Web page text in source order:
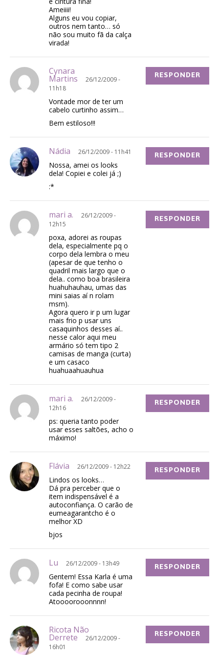
Ameiiii!
Alguns eu vou copiar,
outros nem tanto… só
não sou muito fã da calça
virada!
Cynara
Martins
26/12/2009 -
11h18
Vontade mor de ter um
cabelo curtinho assim…
Bem estiloso!!!
RESPONDER
Nádia 26/12/2009 - 11h41
Nossa, amei os looks
dela! Copiei e colei já ;)
:*
RESPONDER
mari a.
26/12/2009 -
12h15
poxa, adorei as roupas
dela, especialmente pq o
corpo dela lembra o meu
(apesar de que tenho o
quadril mais largo que o
dela.. como boa brasileira
huahuhauhau, umas das
mini saias aí n rolam
msm).
Agora quero ir p um lugar
mais frio p usar uns
casaquinhos desses aí..
nesse calor aqui meu
armário só tem tipo 2
camisas de manga (curta)
e um casaco
huahuaahuauhua
RESPONDER
mari a.
26/12/2009 -
12h16
ps: queria tanto poder
usar esses saltões, acho o
máximo!
RESPONDER
Flávia 26/12/2009 - 12h22
Lindos os looks…
Dá pra perceber que o
item indispensável é a
autoconfiança. O carão de
eumeagarantcho é o
melhor XD
bjos
RESPONDER
Lu 26/12/2009 - 13h49
Gentem! Essa Karla é uma
fofa! E como sabe usar
cada pecinha de roupa!
Atoooorooonnnn!
RESPONDER
Ricota Não
Derrete
26/12/2009 -
16h01
RESPONDER